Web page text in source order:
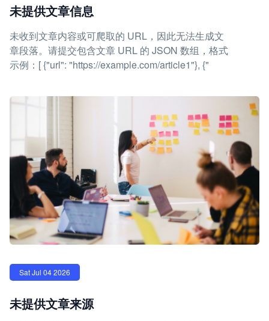
未提供文章信息
未收到文章内容或可爬取的 URL，因此无法生成文
章段落。请提交包含文章 URL 的 JSON 数组，格式
示例：[ {"url": "https://example.com/article1"}, {"
Sat Jul 04 2026
未提供文章来源